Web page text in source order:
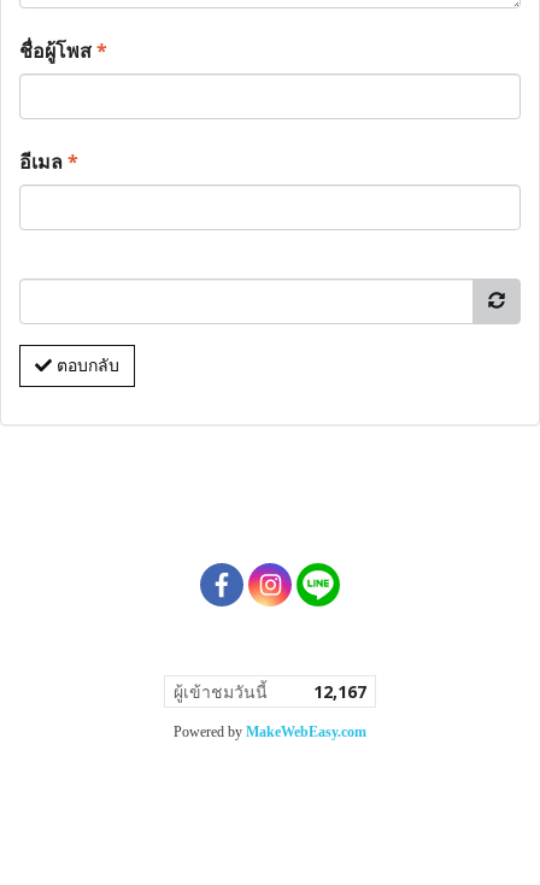
ชื่อผู้โพส*
อีเมล*
ตอบกลับ
ผู้เข้าชมวันนี้ 12,167
Powered by MakeWebEasy.com